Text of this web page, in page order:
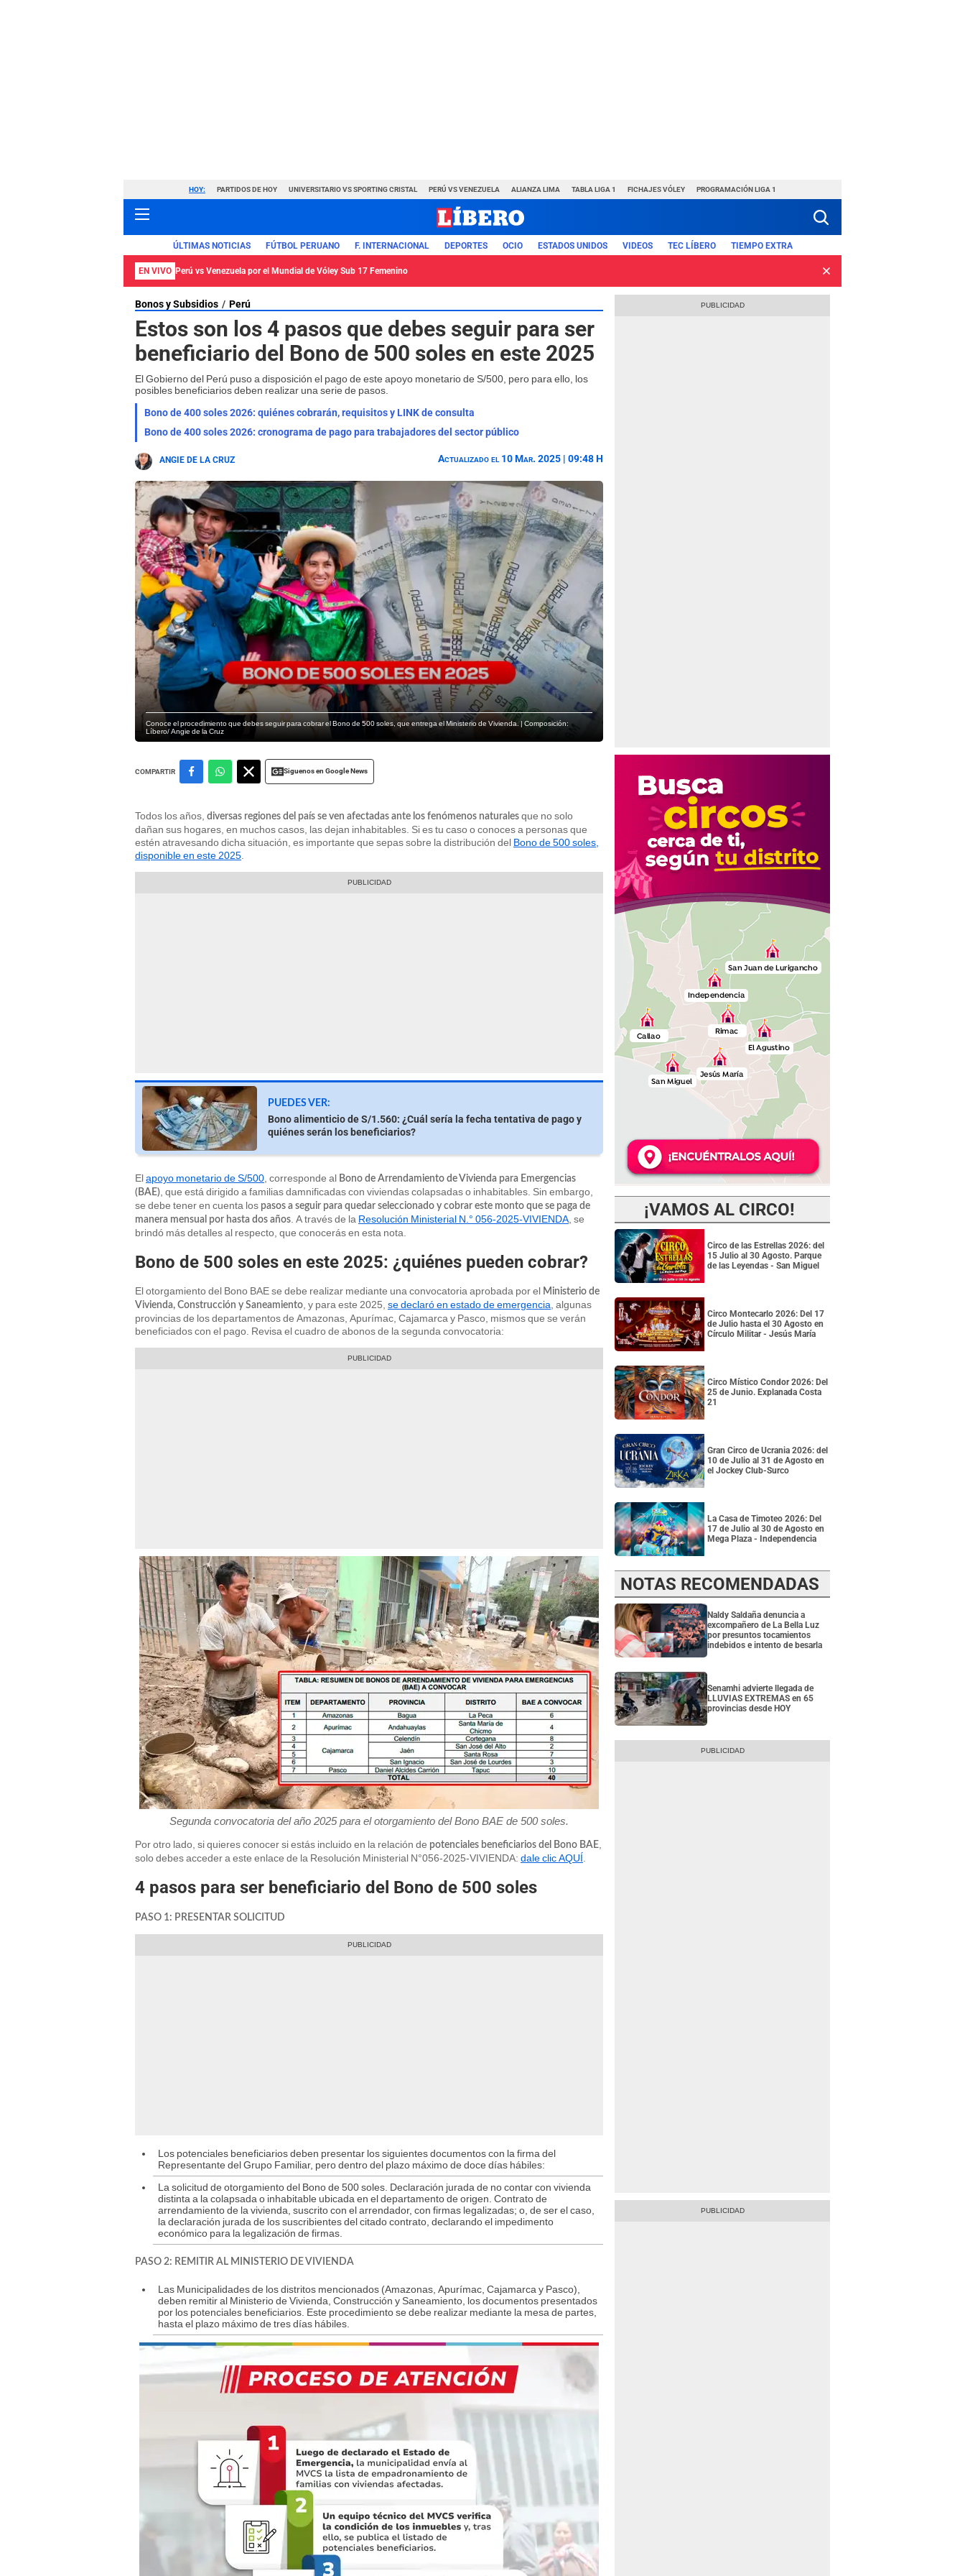
HOY: PARTIDOS DE HOY UNIVERSITARIO VS SPORTING CRISTAL PERÚ VS VENEZUELA ALIANZA LIMA TABLA LIGA 1 FICHAJES VÓLEY PROGRAMACIÓN LIGA 1
ÚLTIMAS NOTICIAS FÚTBOL PERUANO F. INTERNACIONAL DEPORTES OCIO ESTADOS UNIDOS VIDEOS TEC LÍBERO TIEMPO EXTRA
EN VIVO Perú vs Venezuela por el Mundial de Vóley Sub 17 Femenino
Bonos y Subsidios Perú
Estos son los 4 pasos que debes seguir para ser
beneficiario del Bono de 500 soles en este 2025
El Gobierno del Perú puso a disposición el pago de este apoyo monetario de S/500, pero para ello, los
posibles beneficiarios deben realizar una serie de pasos.
Bono de 400 soles 2026: quiénes cobrarán, requisitos y LINK de consulta
Bono de 400 soles 2026: cronograma de pago para trabajadores del sector público
ANGIE DE LA CRUZ Actualizado el 10 Mar. 2025 | 09:48 H
Conoce el procedimiento que debes seguir para cobrar el Bono de 500 soles, que entrega el Ministerio de Vivienda. | Composición:
Líbero/ Angie de la Cruz
COMPARTIR Siguenos en Google News
Todos los años, diversas regiones del país se ven afectadas ante los fenómenos naturales que no solo
dañan sus hogares, en muchos casos, las dejan inhabitables. Si es tu caso o conoces a personas que
estén atravesando dicha situación, es importante que sepas sobre la distribución del Bono de 500 soles,
disponible en este 2025
PUEDES VER:
Bono alimenticio de S/1.560: ¿Cuál sería la fecha tentativa de pago y
quiénes serán los beneficiarios?
Elapoyo monetario de S/500 , corresponde al Bono de Arrendamiento de Vivienda para Emergencias
(BAE) , que está dirigido a familias damnificadas con viviendas colapsadas o inhabitables. Sin embargo,
se debe tener en cuenta los pasos a seguir para quedar seleccionado y cobrar este monto que se paga de
manera mensual por hasta dos años . A través de la Resolución Ministerial N.° 056-2025-VIVIENDA , se
brindó más detalles al respecto, que conocerás en esta nota.
Bono de 500 soles en este 2025: ¿quiénes pueden cobrar?
El otorgamiento del Bono BAE se debe realizar mediante una convocatoria aprobada por el Ministerio de
Vivienda, Construcción y Saneamiento, y para este 2025, se declaró en estado de emergencia, algunas
provincias de los departamentos de Amazonas, Apurímac, Cajamarca y Pasco, mismos que se verán
beneficiados con el pago. Revisa el cuadro de abonos de la segunda convocatoria:
Segunda convocatoria del año 2025 para el otorgamiento del Bono BAE de 500 soles.
Por otro lado, si quieres conocer si estás incluido en la relación de potenciales beneficiarios del Bono BAE,
solo debes acceder a este enlace de la Resolución Ministerial N°056-2025-VIVIENDA: dale clic AQUÍ.
4 pasos para ser beneficiario del Bono de 500 soles
PASO 1: PRESENTAR SOLICITUD
Los potenciales beneficiarios deben presentar los siguientes documentos con la firma del
Representante del Grupo Familiar, pero dentro del plazo máximo de doce días hábiles:
La solicitud de otorgamiento del Bono de 500 soles. Declaración jurada de no contar con vivienda
distinta a la colapsada o inhabitable ubicada en el departamento de origen. Contrato de
arrendamiento de la vivienda, suscrito con el arrendador, con firmas legalizadas; o, de ser el caso,
la declaración jurada de los suscribientes del citado contrato, declarando el impedimento
económico para la legalización de firmas.
PASO 2: REMITIR AL MINISTERIO DE VIVIENDA
Las Municipalidades de los distritos mencionados (Amazonas, Apurímac, Cajamarca y Pasco),
deben remitir al Ministerio de Vivienda, Construcción y Saneamiento, los documentos presentados
por los potenciales beneficiarios. Este procedimiento se debe realizar mediante la mesa de partes,
hasta el plazo máximo de tres días hábiles.
¡VAMOS AL CIRCO!
Circo de las Estrellas 2026: del
15 Julio al 30 Agosto. Parque
de las Leyendas - San Miguel
Circo Montecarlo 2026: Del 17
de Julio hasta el 30 Agosto en
Círculo Militar - Jesús María
Circo Místico Condor 2026: Del
25 de Junio. Explanada Costa
21
Gran Circo de Ucrania 2026: del
10 de Julio al 31 de Agosto en
el Jockey Club-Surco
La Casa de Timoteo 2026: Del
17 de Julio al 30 de Agosto en
Mega Plaza - Independencia
NOTAS RECOMENDADAS
Naldy Saldaña denuncia a
excompañero de La Bella Luz
por presuntos tocamientos
indebidos e intento de besarla
Senamhi advierte llegada de
LLUVIAS EXTREMAS en 65
provincias desde HOY